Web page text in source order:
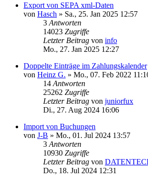
Export von SEPA xml-Daten
von Hasch » Sa., 25. Jan 2025 12:57
3 Antworten
14023 Zugriffe
Letzter Beitrag von info
Mo., 27. Jan 2025 12:27
Doppelte Einträge im Zahlungskalender
von Heinz G. » Mo., 07. Feb 2022
14 Antworten
25262 Zugriffe
Letzter Beitrag von juniorfux
Di., 27. Aug 2024 16:06
Import von Buchungen
von J-B » Mo., 01. Jul 2024 13:57
3 Antworten
10930 Zugriffe
Letzter Beitrag von
Do., 18. Jul 2024 12:31